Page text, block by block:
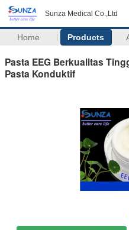
Sunza Medical Co.,Ltd
Home Products
Pasta EEG Berkualitas
Pasta Konduktif